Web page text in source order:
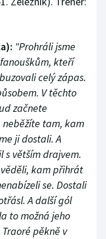
"Prohráli jsme
kteří
celý zápas.
V těchto
začnete
neběžíte tam, kam
ji dostali. A
s větším drajvem.
kam přihrát
se. Dostali
A další gól
to možná jeho
pěkně v